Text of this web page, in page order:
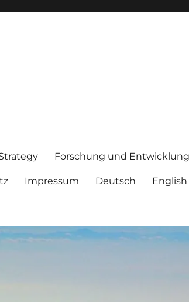
Forschung und Entwicklung
Impressum Deutsch English